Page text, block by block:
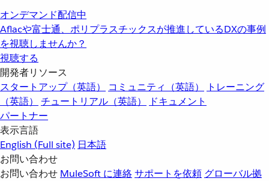
オンデマンド配信中
Aflacや富士通、ポリプラスチックスが推進しているDXの事例
を視聴しませんか？
視聴する
開発者リソース
スタートアップ（英語）
コミュニティ（英語）
トレーニング
（英語）
チュートリアル（英語）
ドキュメント
パートナー
表示言語
English (Full site) 日本語
お問い合わせ
お問い合わせ MuleSoft に連絡サポートを依頼 グローバル拠